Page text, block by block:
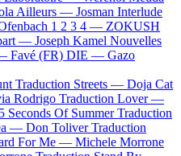
Ailleurs — Josman Interlude
1 2 3 4 — ZOKUSH
— Joseph Kamel Nouvelles
Favé (FR) DIE — Gazo
Traduction Streets — Doja Cat
Rodrigo Traduction Lover —
5 Seconds Of Summer Traduction
— Don Toliver Traduction
For Me — Michele Morrone